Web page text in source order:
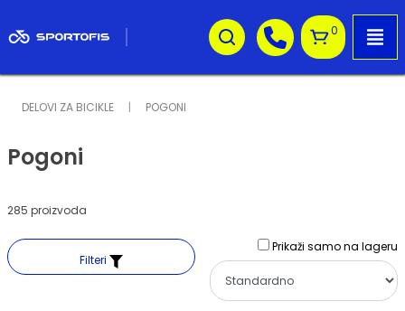
0
DELOVI ZA BICIKLE POGONI
Pogoni
285 proizvoda
Filteri
Prikaži samo na lageru